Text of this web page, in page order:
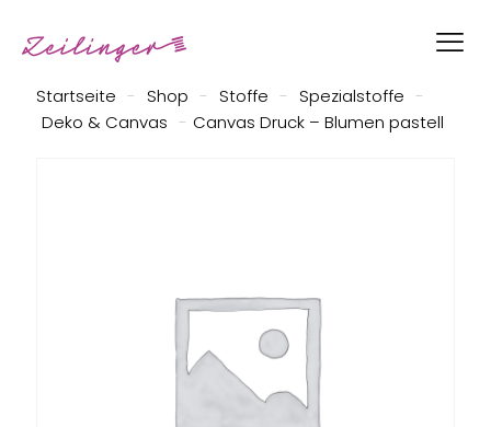
Startseite - Shop - Stoffe - Spezialstoffe -
Deko & Canvas - Canvas Druck – Blumen pastell